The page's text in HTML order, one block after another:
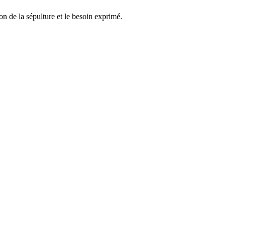
de la sépulture et le besoin exprimé.